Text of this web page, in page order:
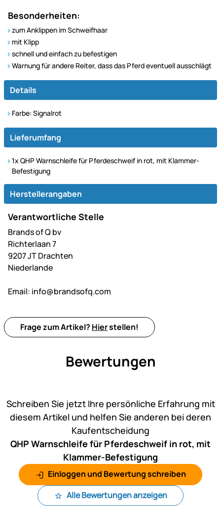
Besonderheiten:
zum Anklippen im Schweifhaar
mit Klipp
schnell und einfach zu befestigen
Warnung für andere Reiter, dass das Pferd eventuell ausschlägt
Details
Farbe: Signalrot
Lieferumfang
1x QHP Warnschleife für Pferdeschweif in rot, mit Klammer-
Befestigung
Herstellerangaben
Verantwortliche Stelle
Brands of Q bv
Richterlaan 7
9207 JT Drachten
Niederlande
Email: info@brandsofq.com
Frage zum Artikel? Hierstellen!
Bewertungen
Schreiben Sie jetzt Ihre persönliche Erfahrung mit
diesem Artikel und helfen Sie anderen bei deren
Kaufentscheidung
QHP Warnschleife für Pferdeschweif in rot, mit
Klammer-Befestigung
Einloggen und Bewertung schreiben
Alle Bewertungen anzeigen